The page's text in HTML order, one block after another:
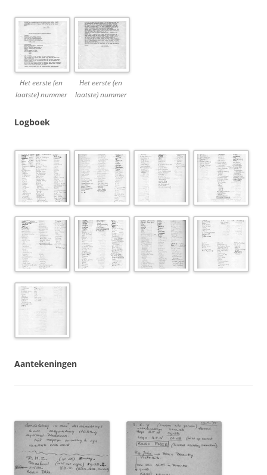
Het eerste (en
laatste) nummer
Het eerste (en
laatste) nummer
Logboek
Aantekeningen